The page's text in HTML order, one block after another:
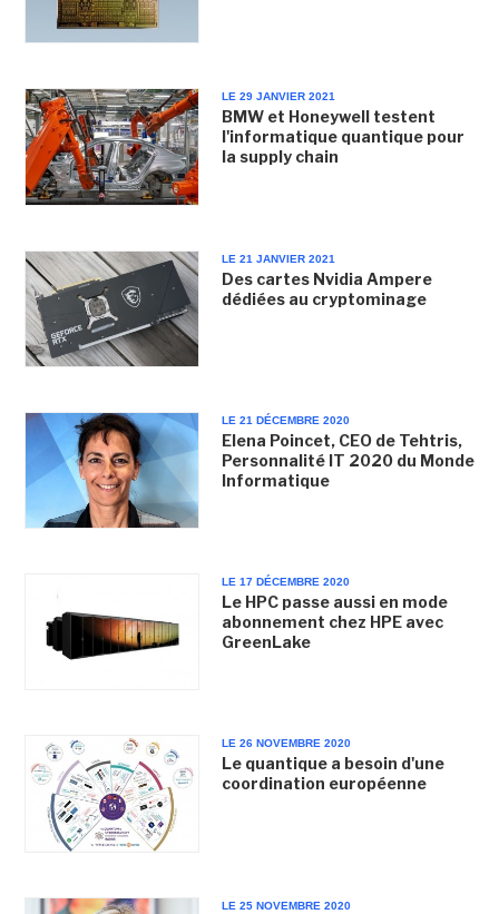
LE 29 JANVIER 2021
BMW et Honeywell testent
l'informatique quantique pour
la supply chain
LE 21 JANVIER 2021
Des cartes Nvidia Ampere
dédiées au cryptominage
LE 21 DÉCEMBRE 2020
Elena Poincet, CEO de Tehtris,
Personnalité IT 2020 du Monde
Informatique
LE 17 DÉCEMBRE 2020
Le HPC passe aussi en mode
abonnement chez HPE avec
GreenLake
LE 26 NOVEMBRE 2020
Le quantique a besoin d'une
coordination européenne
LE 25 NOVEMBRE 2020